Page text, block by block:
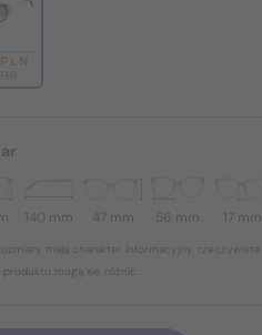
140 mm 47 mm 56 mm 17 mm
mają charakter informacyjny, rzeczywiste
mogą się różnić.